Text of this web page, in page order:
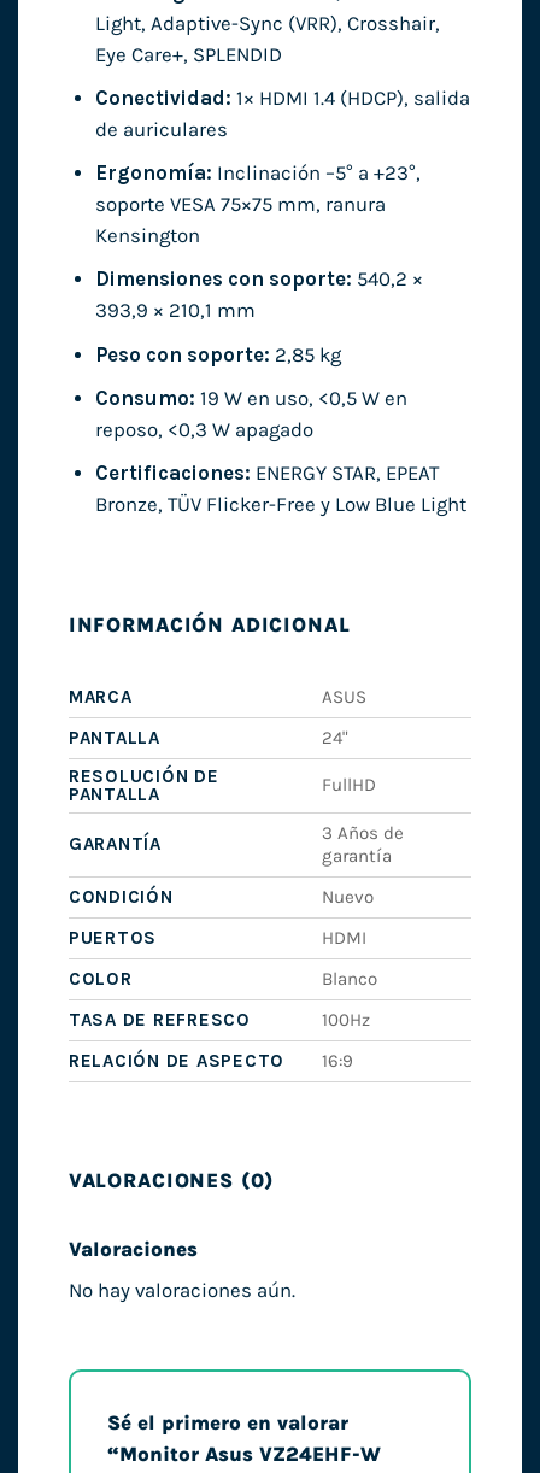
Light, Adaptive-Sync (VRR), Crosshair,
Eye Care+, SPLENDID
Conectividad: 1× HDMI 1.4 (HDCP), salida
de auriculares
Ergonomía: Inclinación –5° a +23°,
soporte VESA 75×75 mm, ranura
Kensington
Dimensiones con soporte: 540,2 ×
393,9 × 210,1 mm
Peso con soporte: 2,85 kg
Consumo: 19 W en uso, <0,5 W en
reposo, <0,3 W apagado
Certificaciones: ENERGY STAR, EPEAT
Bronze, TÜV Flicker-Free y Low Blue Light
INFORMACIÓN ADICIONAL
MARCA
ASUS
PANTALLA
24"
RESOLUCIÓN DE
PANTALLA
FullHD
GARANTÍA
3 Años de
garantía
CONDICIÓN
Nuevo
PUERTOS
HDMI
COLOR
Blanco
TASA DE REFRESCO
100Hz
RELACIÓN DE ASPECTO
16:9
VALORACIONES (0)
Valoraciones
No hay valoraciones aún.
Sé el primero en valorar
“Monitor Asus VZ24EHF-W